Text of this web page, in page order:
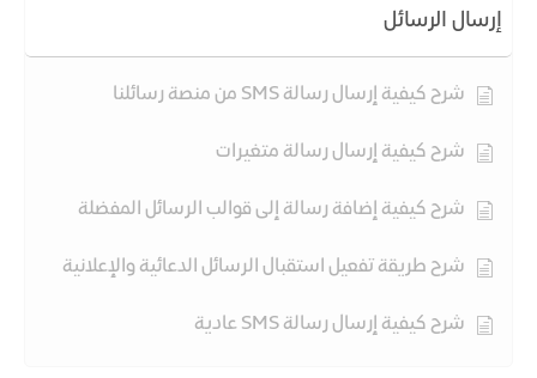
إرسال الرسائل
شرح كيفية إرسال رسالة SMS من منصة رسائلنا
شرح كيفية إرسال رسالة متغيرات
شرح كيفية إضافة رسالة إلى قوالب الرسائل المفضلة
شرح طريقة تفعيل استقبال الرسائل الدعائية والإعلانية
شرح كيفية إرسال رسالة SMS عادية